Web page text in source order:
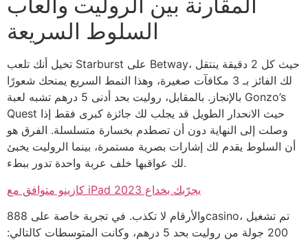
السلوط السريعة
تخيل أنك تلعب Starburst على Betway، حيث كل 2 دقيقة ينتقل
لك الفائز بـ 3 مكافآت صغيرة، وهذا النمط السريع يمنحك شعورًا
بالإنجاز. بالمقابل، روليت بحد أدنى 5 درهم تشبه لعبة Gonzo’s
Quest حيث الانحدار الطويل قد يجلب لك جائزة كبرى فقط إذا
وصلت إلى النهاية دون أن تصطدم بخسارة متسلسلة. الفرق هو
أن السلوط يقدم لك إشارات بصرية مستمرة، بينما الروليت يخبئ
لك عواقبها خلف عربة واحدة تدور ببطء.
كازينو متوافق مع iPad يجرّبك بخداع 2023
والأرقام لا تكذب. في تجربة خاصة على 888casino، تم تشغيل
200 جولة من روليت بحد 5 درهم، وكانت المتوسطات كالتالي: